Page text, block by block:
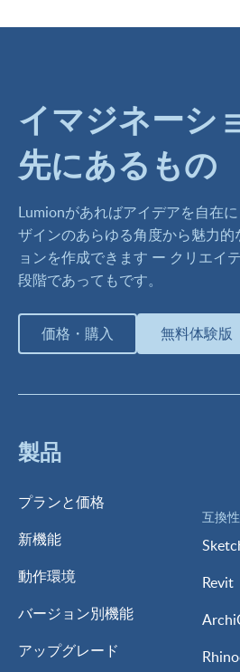
イマジネーシ
先にあるもの
Lumionがあればアイデアを自在
ザインのあらゆる角度から魅力
ョンを作成できます ー クリエイ
段階であってもです。
価格・購入 無料体験版
製品
プランと価格
新機能
動作環境
バージョン別機能
アップグレード
互換性
Revit